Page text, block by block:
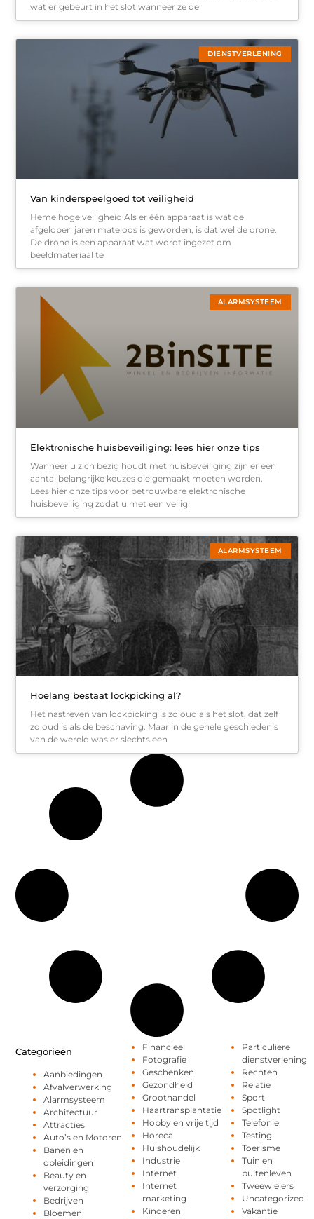
wat er gebeurt in het slot wanneer ze de
DIENSTVERLENING
Van kinderspeelgoed tot veiligheid
Hemelhoge veiligheid Als er één apparaat is wat de
afgelopen jaren mateloos is geworden, is dat wel de drone.
De drone is een apparaat wat wordt ingezet om
beeldmateriaal te
ALARMSYSTEEM
Elektronische huisbeveiliging: lees hier onze tips
Wanneer u zich bezig houdt met huisbeveiliging zijn er een
aantal belangrijke keuzes die gemaakt moeten worden.
Lees hier onze tips voor betrouwbare elektronische
huisbeveiliging zodat u met een veilig
ALARMSYSTEEM
Hoelang bestaat lockpicking al?
Het nastreven van lockpicking is zo oud als het slot, dat zelf
zo oud is als de beschaving. Maar in de gehele geschiedenis
van de wereld was er slechts een
Categorieën
Aanbiedingen
Afvalverwerking
Alarmsysteem
Architectuur
Attracties
Auto’s en Motoren
Banen en
opleidingen
Beauty en
verzorging
Bedrijven
Bloemen
Financieel
Fotografie
Geschenken
Gezondheid
Groothandel
Haartransplantatie
Hobby en vrije tijd
Horeca
Huishoudelijk
Industrie
Internet
Internet
marketing
Kinderen
Particuliere
dienstverlening
Rechten
Relatie
Sport
Spotlight
Telefonie
Testing
Toerisme
Tuin en
buitenleven
Tweewielers
Uncategorized
Vakantie